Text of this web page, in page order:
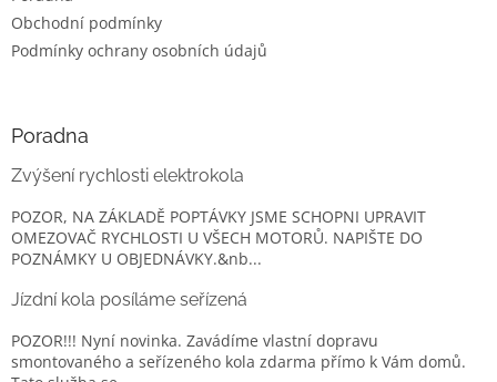
Obchodní podmínky
Podmínky ochrany osobních údajů
Poradna
Zvýšení rychlosti elektrokola
POZOR, NA ZÁKLADĚ POPTÁVKY JSME SCHOPNI UPRAVIT
OMEZOVAČ RYCHLOSTI U VŠECH MOTORŮ. NAPIŠTE DO
POZNÁMKY U OBJEDNÁVKY.&nb...
Jízdní kola posíláme seřízená
POZOR!!! Nyní novinka. Zavádíme vlastní dopravu
smontovaného a seřízeného kola zdarma přímo k Vám domů.